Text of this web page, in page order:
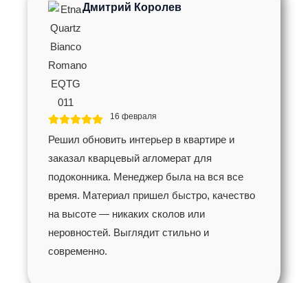
Дмитрий Королев
16 февраля
Решил обновить интерьер в квартире и
заказал кварцевый агломерат для
подоконника. Менеджер была на вся все
время. Материал пришел быстро, качество
на высоте — никаких сколов или
неровностей. Выглядит стильно и
современно.